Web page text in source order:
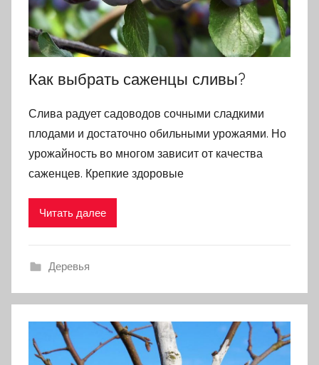
Как выбрать саженцы сливы?
Слива радует садоводов сочными сладкими
плодами и достаточно обильными урожаями. Но
урожайность во многом зависит от качества
саженцев. Крепкие здоровые
Читать далее
Деревья